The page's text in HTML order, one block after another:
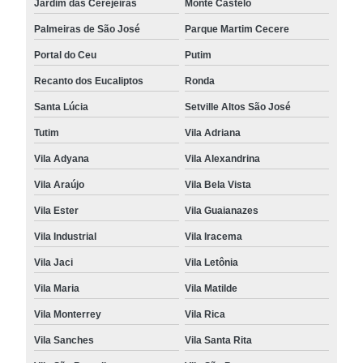
Jardim das Cerejeiras Monte Castelo
Palmeiras de São José Parque Martim Cecere
Portal do Ceu Putim
Recanto dos Eucaliptos Ronda
Santa Lúcia Setville Altos São José
Tutim Vila Adriana
Vila Adyana Vila Alexandrina
Vila Araújo Vila Bela Vista
Vila Ester Vila Guaianazes
Vila Industrial Vila Iracema
Vila Jaci Vila Letônia
Vila Maria Vila Matilde
Vila Monterrey Vila Rica
Vila Sanches Vila Santa Rita